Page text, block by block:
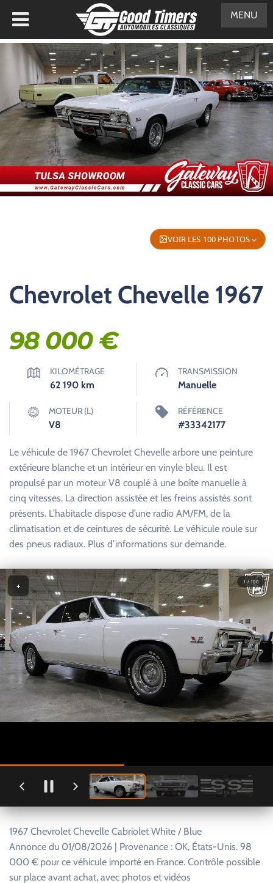
VOIR LES 100 PHOTOS
Chevrolet Chevelle 1967
98 000€
KILOMÉTRAGE
62 190 km
TRANSMISSION
Manuelle
MOTEUR (L)
V8
RÉFÉRENCE
#33342177
Le véhicule de 1967 Chevrolet Chevelle arbore une peinture
extérieure blanche et un intérieur en vinyle bleu. Il est
propulsé par un moteur V8 couplé à une boîte manuelle à
cinq vitesses. La direction assistée et les freins assistés sont
présents. L’habitacle dispose d’une radio AM/FM, de la
climatisation et de ceintures de sécurité. Le véhicule roule sur
des pneus radiaux. Plus d’informations sur demande.
1 / 100
+
1967 Chevrolet Chevelle Cabriolet White / Blue
Annonce du 01/08/2026 | Provenance : OK, États-Unis. 98
000 € pour ce véhicule importé en France. Contrôle possible
sur place avant achat, avec photos et vidéos
MENU